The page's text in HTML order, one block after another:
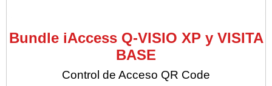
Bundle iAccess Q-VISIO XP y VISITA
BASE
Control de Acceso QR Code